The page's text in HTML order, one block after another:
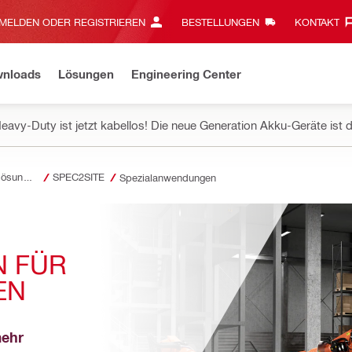
ODER REGISTRIEREN BESTELLUNGEN KONTAKT‎
Lösungen Engineering Center
Duty ist jetzt kabellos! Die neue Generation Akku-Geräte ist
SPEC2SITE Spezialanwendungen
FÜR